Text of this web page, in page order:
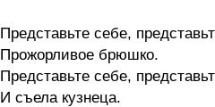
Представьте себе,
Прожорливое брюшко.
Представьте себе,
И съела кузнеца.